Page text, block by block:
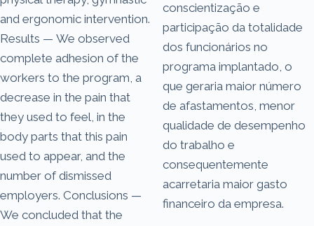
and ergonomic intervention.
Results — We observed
complete adhesion of the
workers to the program, a
decrease in the pain that
they used to feel, in the
body parts that this pain
used to appear, and the
number of dismissed
employers. Conclusions —
We concluded that the
conscientização e
participação da totalidade
dos funcionários no
programa implantado, o
que geraria maior número
de afastamentos, menor
qualidade de desempenho
do trabalho e
consequentemente
acarretaria maior gasto
financeiro da empresa.